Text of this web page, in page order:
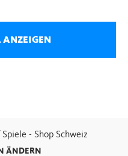
ANZEIGEN
- Shop Schweiz
ÄNDERN